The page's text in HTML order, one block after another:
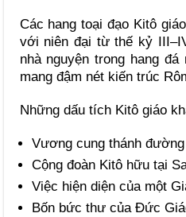
Các hang toại đạo Kitô
với niên đại từ thế kỷ
nhà nguyện trong hang
mang đậm nét kiến trúc
Những dấu tích Kitô giáo
Vương cung thánh
Cộng đoàn Kitô hữu tại
Việc hiện diện của một
Bốn bức thư của Đức